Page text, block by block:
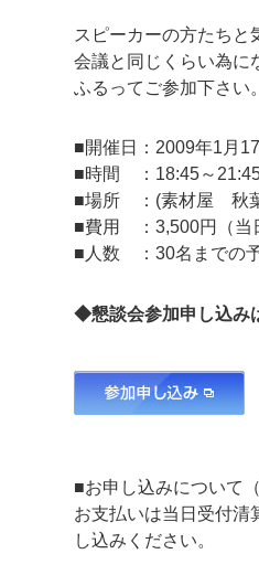
スピーカーの方たちと
会議と同じくらい為に
ふるってご参加下さい。
■開催日：2009年1月17
■時間 ：18:45～
■場所 ：(素材屋 秋
■費用 ：3,500円（当
■人数 ：30名までの予
◆懇談会参加申し込み
■お申し込みについて（
お支払いは当日受付清
し込みください。